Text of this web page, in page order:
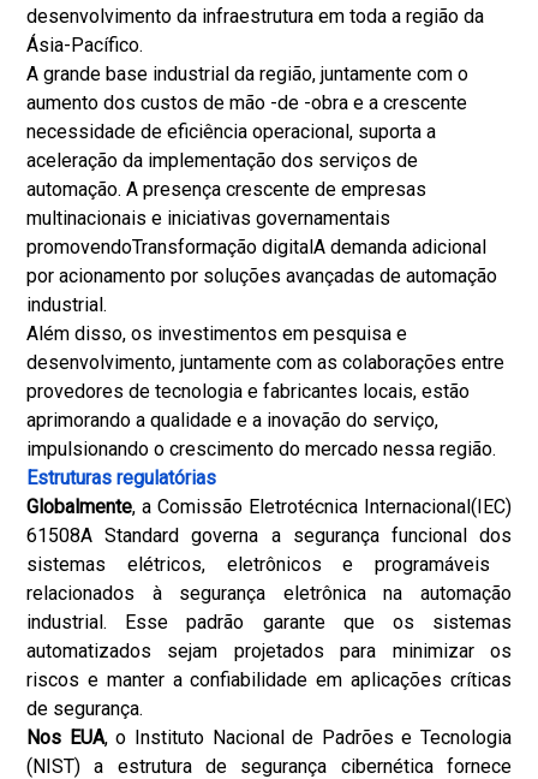
desenvolvimento da infraestrutura em toda a região da
Ásia-Pacífico.
A grande base industrial da região, juntamente com o
aumento dos custos de mão -de -obra e a crescente
necessidade de eficiência operacional, suporta a
aceleração da implementação dos serviços de
automação. A presença crescente de empresas
multinacionais e iniciativas governamentais
promovendoTransformação digitalA demanda adicional
por acionamento por soluções avançadas de automação
industrial.
Além disso, os investimentos em pesquisa e
desenvolvimento, juntamente com as colaborações entre
provedores de tecnologia e fabricantes locais, estão
aprimorando a qualidade e a inovação do serviço,
impulsionando o crescimento do mercado nessa região.
Estruturas regulatórias
Globalmente, a Comissão Eletrotécnica Internacional(IEC)
61508A Standard governa a segurança funcional dos
sistemas elétricos, eletrônicos e programáveis ​​
relacionados à segurança eletrônica na automação
industrial. Esse padrão garante que os sistemas
automatizados sejam projetados para minimizar os
riscos e manter a confiabilidade em aplicações críticas
de segurança.
Nos EUA, o Instituto Nacional de Padrões e Tecnologia
(NIST) a estrutura de segurança cibernética fornece